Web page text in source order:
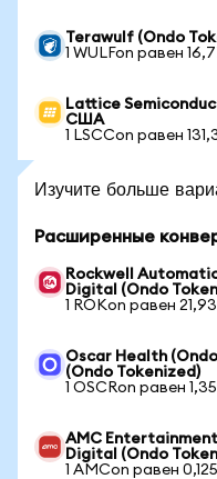
Terawulf (Ondo
1 WULFon равен
Lattice
США
1 LSCCon равен
Изучите больше
Расширенные
Rockwell
Digital (Ondo
1 ROKon равен
Oscar Health
(Ondo Tokenized)
1 OSCRon равен
AMC
Digital (Ondo
1 AMCon равен